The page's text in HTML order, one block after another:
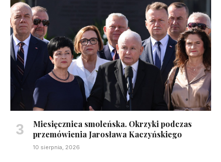
Miesięcznica smoleńska. Okrzyki podczas
przemówienia Jarosława Kaczyńskiego
10 sierpnia, 2026